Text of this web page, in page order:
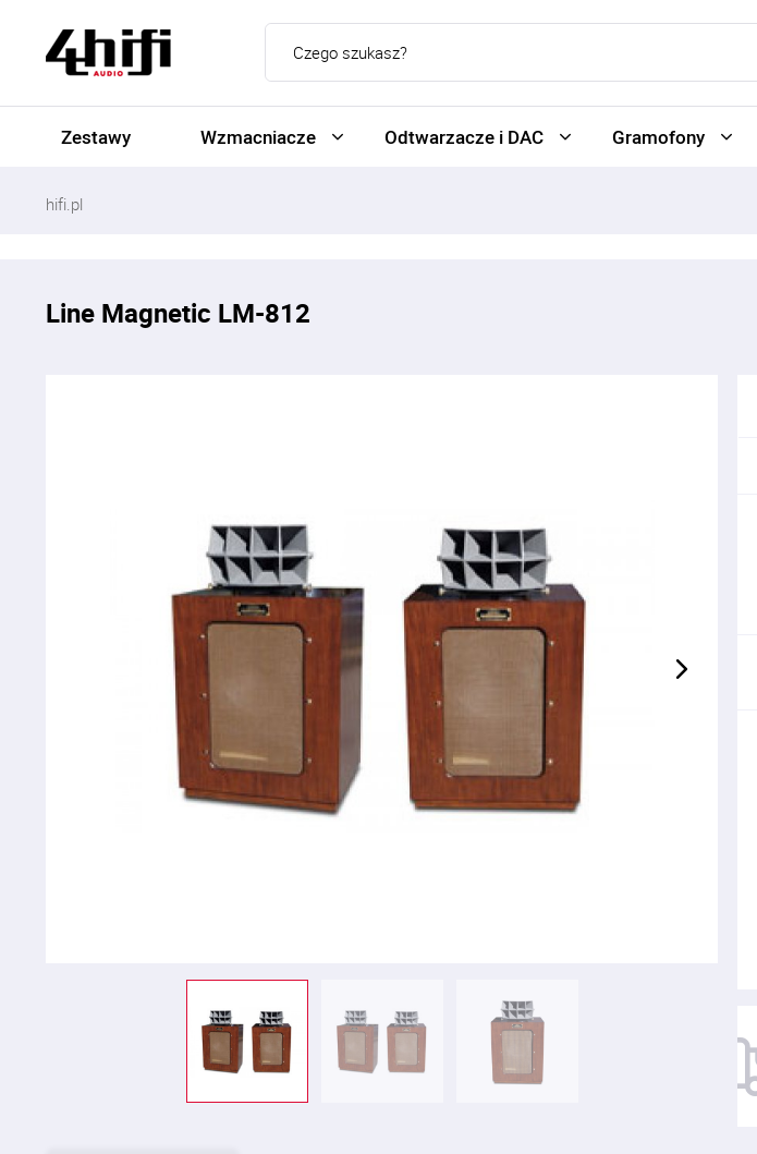
Zestawy Wzmacniacze Odtwarzacze i DAC Gramofony
hifi.pl
Line Magnetic LM-812